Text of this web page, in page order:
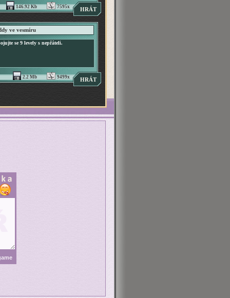
HRÁT
7595x
146.92 Kb
ve vesmíru
se 9 levely s nepřáteli.
HRÁT
9499x
2.2 Mb